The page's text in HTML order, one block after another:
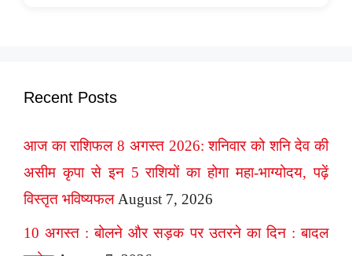
Recent Posts
आज का राशिफल 8 अगस्त 2026: शनिवार को शनि देव की
असीम कृपा से इन 5 राशियों का होगा महा-भाग्योदय, पढ़ें
विस्तृत भविष्यफल August 7, 2026
10 अगस्त : बोलने और सड़क पर उतरने का दिन : बादल